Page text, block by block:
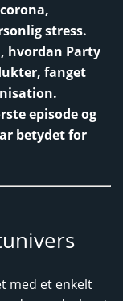
stress.
hvordan Party
fanget
episode og
betydet for
med et enkelt